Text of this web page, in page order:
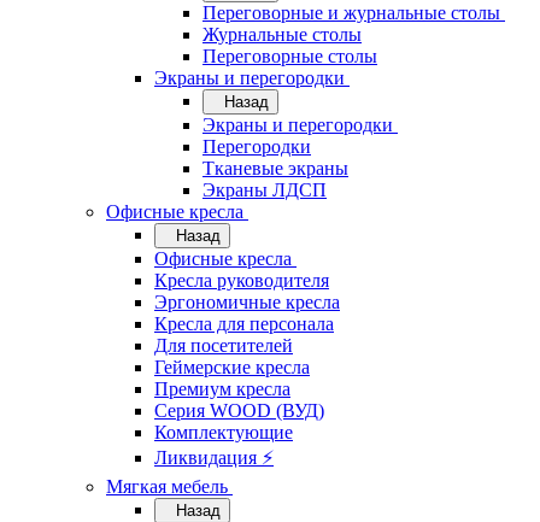
Переговорные и журнальные столы
Журнальные столы
Переговорные столы
Экраны и перегородки
Назад
Экраны и перегородки
Перегородки
Тканевые экраны
Экраны ЛДСП
Офисные кресла
Назад
Офисные кресла
Кресла руководителя
Эргономичные кресла
Кресла для персонала
Для посетителей
Геймерские кресла
Премиум кресла
Серия WOOD (ВУД)
Комплектующие
Ликвидация ⚡
Мягкая мебель
Назад